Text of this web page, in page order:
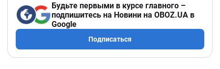
Будьте первыми в курсе главного –
подпишитесь на Новини на OBOZ.UA в
Google
Подписаться